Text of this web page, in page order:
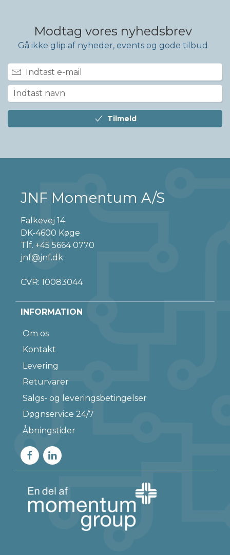
Modtag vores nyhedsbrev
Gå ikke glip af nyheder, events og gode tilbud
Tilmeld
JNF Momentum A/S
Falkevej 14
DK-4600 Køge
Tlf. +45 5664 0770
jnf@jnf.dk
CVR: 10083044
INFORMATION
Om os
Kontakt
Levering
Returvarer
Salgs- og leveringsbetingelser
Døgnservice 24/7
Åbningstider